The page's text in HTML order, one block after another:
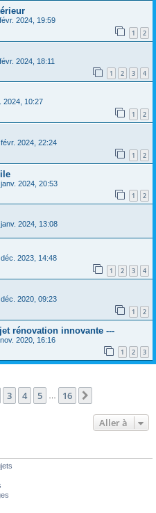
2024, 19:59
1 2
2024, 18:11
1 2 3 4
2024, 10:27
1 2
2024, 22:24
1 2
2024, 20:53
1 2
2024, 13:08
2023, 14:48
1 2 3 4
2020, 09:23
1 2
rénovation innovante ---
2020, 16:16
1 2 3
16
3 4 5 16
Aller à